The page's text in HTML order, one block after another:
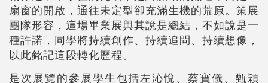
扇窗的開啟，通往未定型卻充滿生機的荒原。策展
團隊形容，這場畢業展與其說是總結，不如說是一
種許諾，同學將持續創作、持續追問、持續想像，
以此銘記這段轉化歷程。
是次展覽的參展學生包括左沁悅、蔡寶儀、甄穎